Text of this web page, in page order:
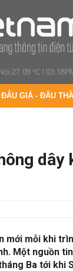
27.09 °C|
ĐẤU GIÁ - ĐẤU
dây
mới mỗi khi
Một nguồn
Ba tới khi